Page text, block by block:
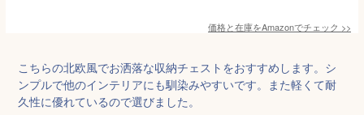
価格と在庫をAmazonでチェック >>
こちらの北欧風でお洒落な収納チェストをおすすめします。シ
ンプルで他のインテリアにも馴染みやすいです。また軽くて耐
久性に優れているので選びました。